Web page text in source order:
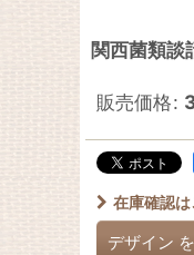
関西菌類
販売価格:
在庫確認は
デザイン